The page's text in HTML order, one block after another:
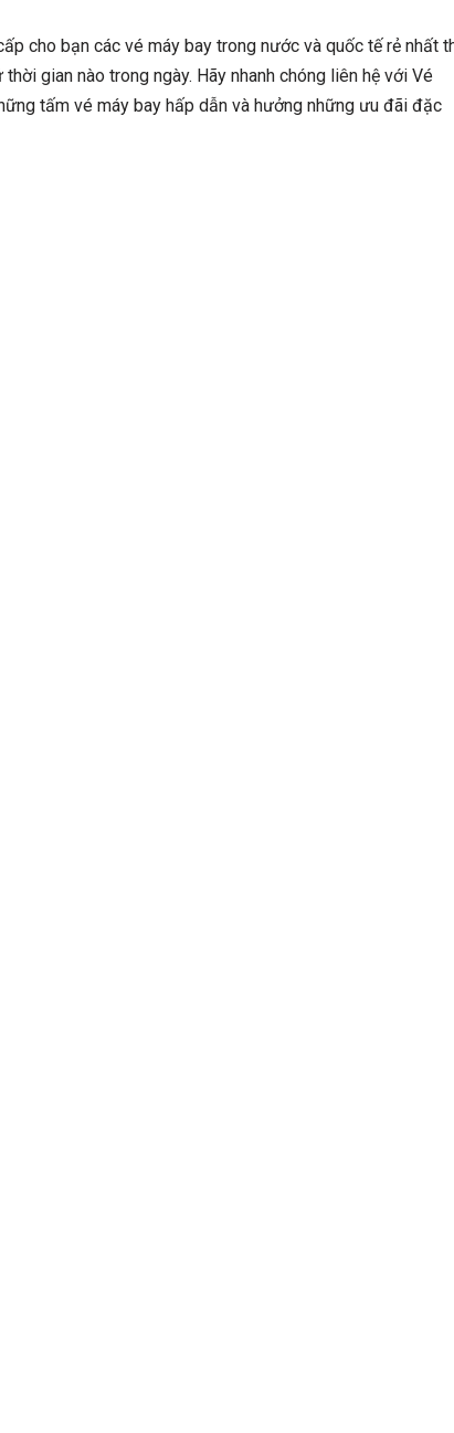
cho bạn các vé máy bay trong nước và quốc tế rẻ nhất
gian nào trong ngày. Hãy nhanh chóng liên hệ với Vé
tấm vé máy bay hấp dẫn và hưởng những ưu đãi đặc